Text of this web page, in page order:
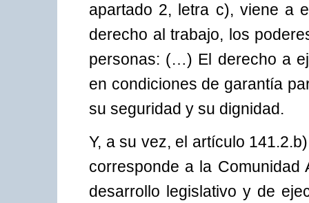
apartado 2, letra c), viene a
derecho al trabajo, los
personas: (…) El derecho a
en condiciones de garantía
su seguridad y su dignidad.
Y, a su vez, el artículo
corresponde a la Comunidad
desarrollo legislativo y de